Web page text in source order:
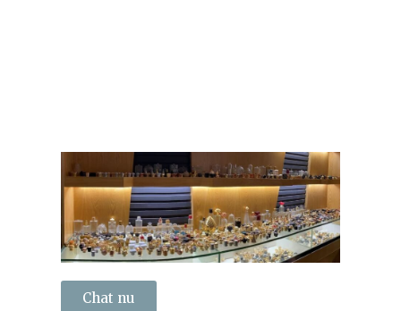
Chat nu